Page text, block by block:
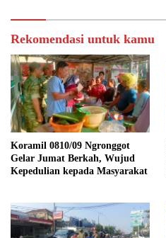
Rekomendasi untuk kamu
Koramil 0810/09 Ngronggot
Gelar Jumat Berkah, Wujud
Kepedulian kepada Masyarakat